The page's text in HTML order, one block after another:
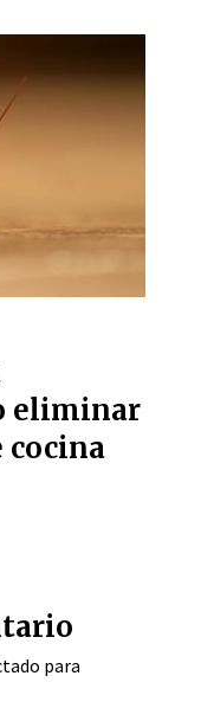
eliminar
cocina
para